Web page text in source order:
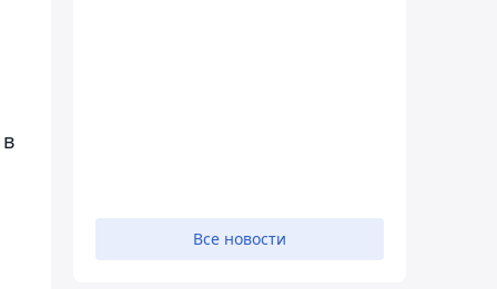
Все новости